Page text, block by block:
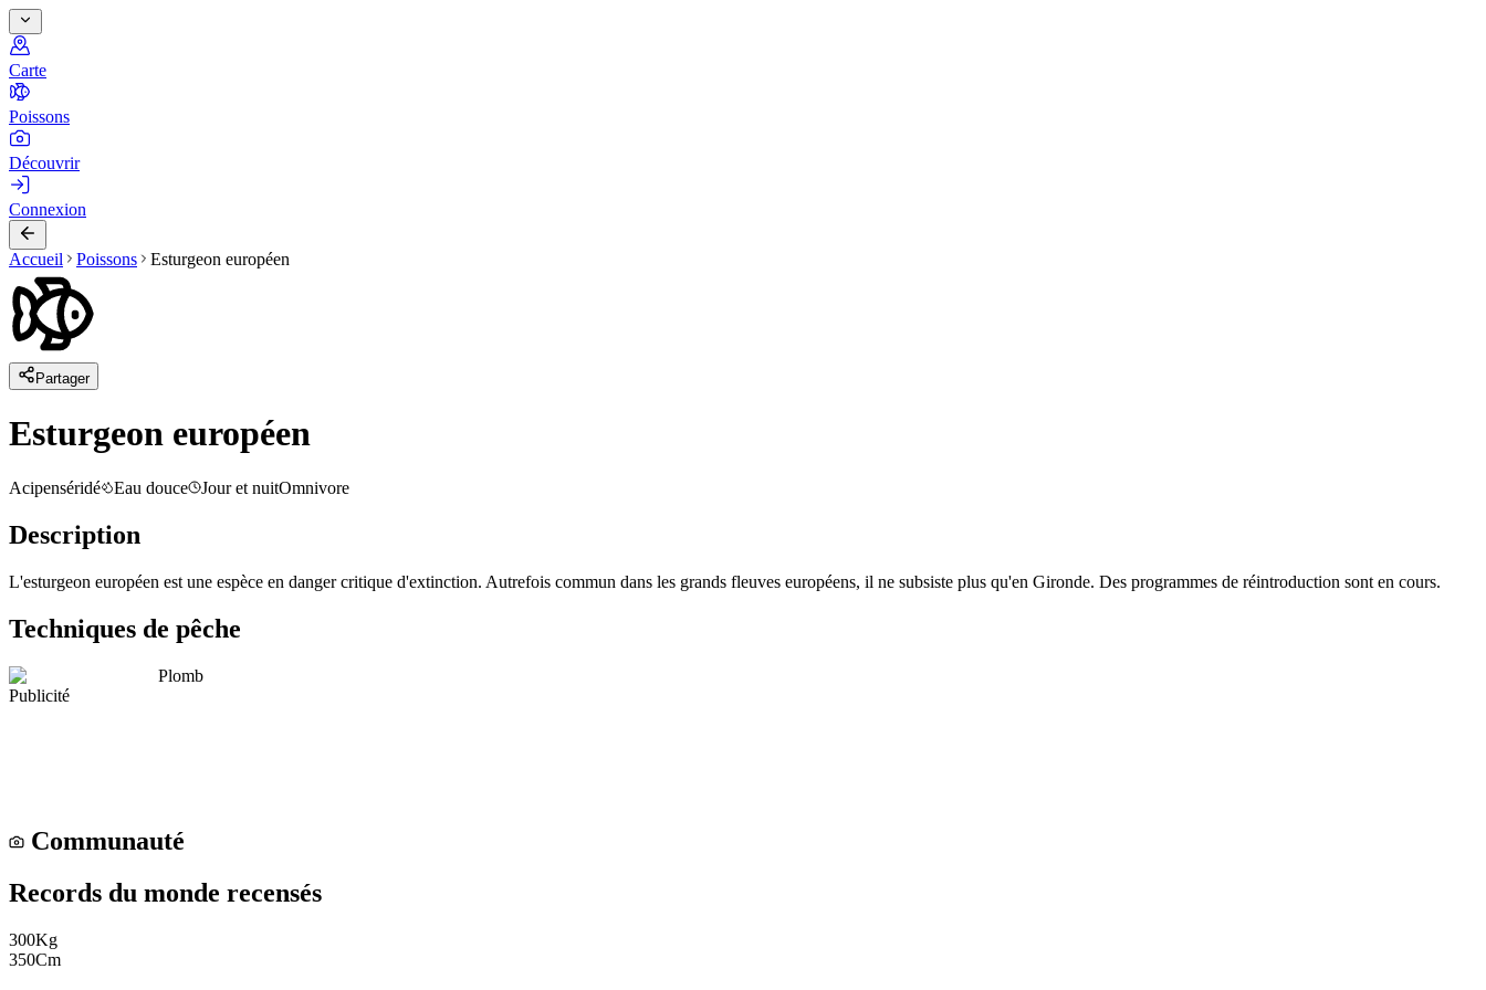
Carte
Poissons
Découvrir
Connexion
Accueil Poissons Esturgeon européen
Partager
Esturgeon européen
Acipenséridé Eau douce Jour et nuitOmnivore
Description
L'esturgeon européen est une espèce en danger critique d'extinction. Autrefois commun dans les grands fleuves européens, il ne subsiste plus qu'en Gironde. Des programmes de réintroduction sont en cours.
Techniques de pêche
Plomb
Publicité
Communauté
Records du monde recensés
300Kg
350Cm